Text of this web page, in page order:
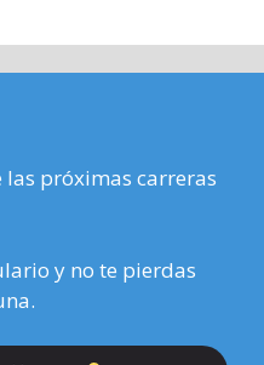
las próximas carreras
y no te pierdas